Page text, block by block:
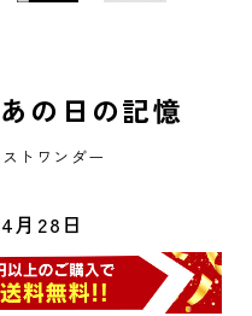
の日の記憶
トワンダー
月28日